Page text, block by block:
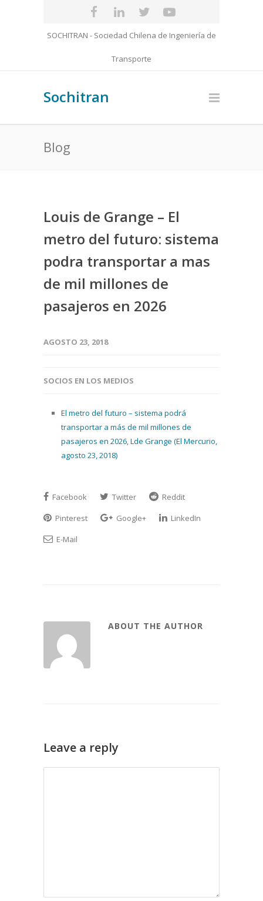
SOCHITRAN - Sociedad Chilena de Ingeniería de
Transporte
Sochitran
Blog
Louis de Grange – El
metro del futuro: sistema
podra transportar a mas
de mil millones de
pasajeros en 2026
AGOSTO 23, 2018
SOCIOS EN LOS MEDIOS
El metro del futuro – sistema podrá
transportar a más de mil millones de
pasajeros en 2026, Lde Grange (El Mercurio,
agosto 23, 2018)
Facebook Twitter
Reddit
Pinterest
Google+
LinkedIn
E-Mail
ABOUT THE AUTHOR
Leave a reply